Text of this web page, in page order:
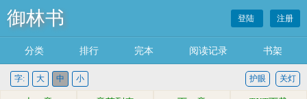
御林书 登陆 注册
分类 排行 完本 阅读记录 书架
字: 大 中 小 关灯
护眼